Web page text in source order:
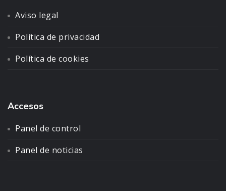
Aviso legal
Política de privacidad
Política de cookies
Accesos
Panel de control
Panel de noticias